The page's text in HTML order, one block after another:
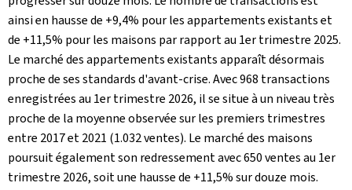
ainsi en hausse de +9,4% pour les appartements existants et
de +11,5% pour les maisons par rapport au 1er trimestre 2025.
Le marché des appartements existants apparaît désormais
proche de ses standards d'avant-crise. Avec 968 transactions
enregistrées au 1er trimestre 2026, il se situe à un niveau très
proche de la moyenne observée sur les premiers trimestres
entre 2017 et 2021 (1.032 ventes). Le marché des maisons
poursuit également son redressement avec 650 ventes au 1er
trimestre 2026, soit une hausse de +11,5% sur douze mois.